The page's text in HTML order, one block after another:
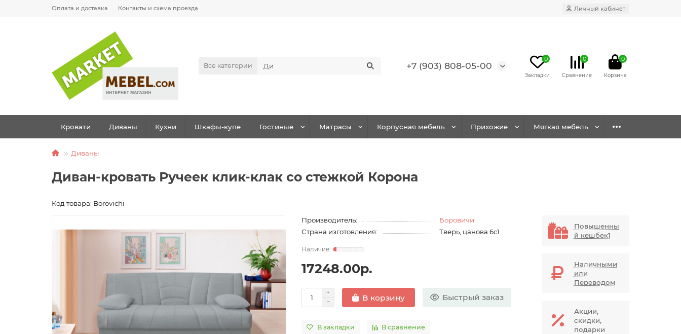
Оплата и доставка Контакты и схема проезда Личный кабинет
Все категории +7 (903) 808-05-00
0 0 0
Кровати Диваны Кухни Шкафы-купе Гостиные Матрасы Корпусная мебель Прихожие Мягкая мебель
Диваны
Диван-кровать Ручеек клик-клак со стежкой Корона
Код товара: Borovichi
Производитель:
Боровичи
Страна изготовления:
Тверь, цанова 6с1
17248.00р.
В корзину Быстрый заказ
В закладки В сравнение
Повышенны
й кешбек1
Наличными
или
Переводом
Акции,
скидки,
подарки